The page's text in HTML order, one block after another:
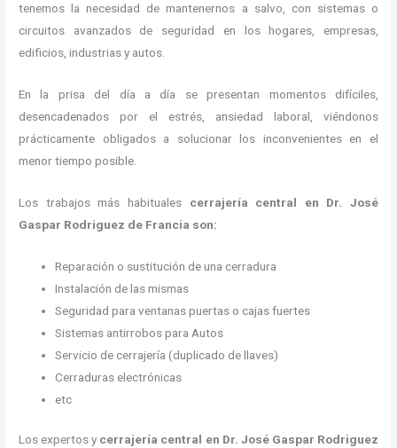
tenemos la necesidad de mantenernos a salvo, con sistemas o
circuitos avanzados de seguridad en los hogares, empresas,
edificios, industrias y autos.
En la prisa del día a día se presentan momentos difíciles,
desencadenados por el estrés, ansiedad laboral, viéndonos
prácticamente obligados a solucionar los inconvenientes en el
menor tiempo posible.
Los trabajos más habitualescerrajería central en Dr. José
Gaspar Rodriguez de Francia son:
Reparación o sustitución de una cerradura
Instalación de las mismas
Seguridad para ventanas puertas o cajas fuertes
Sistemas antirrobos para Autos
Servicio de cerrajería (duplicado de llaves)
Cerraduras electrónicas
etc
Los expertos y cerrajería central en Dr. José Gaspar Rodriguez